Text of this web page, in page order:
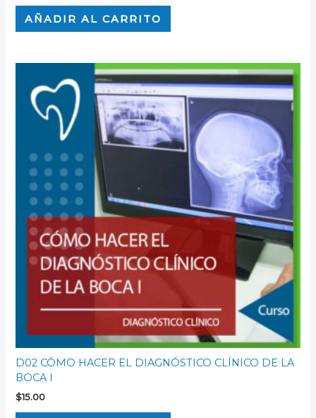
AÑADIR AL CARRITO
D02 CÓMO HACER EL DIAGNÓSTICO CLÍNICO DE LA
BOCA I
$15.00